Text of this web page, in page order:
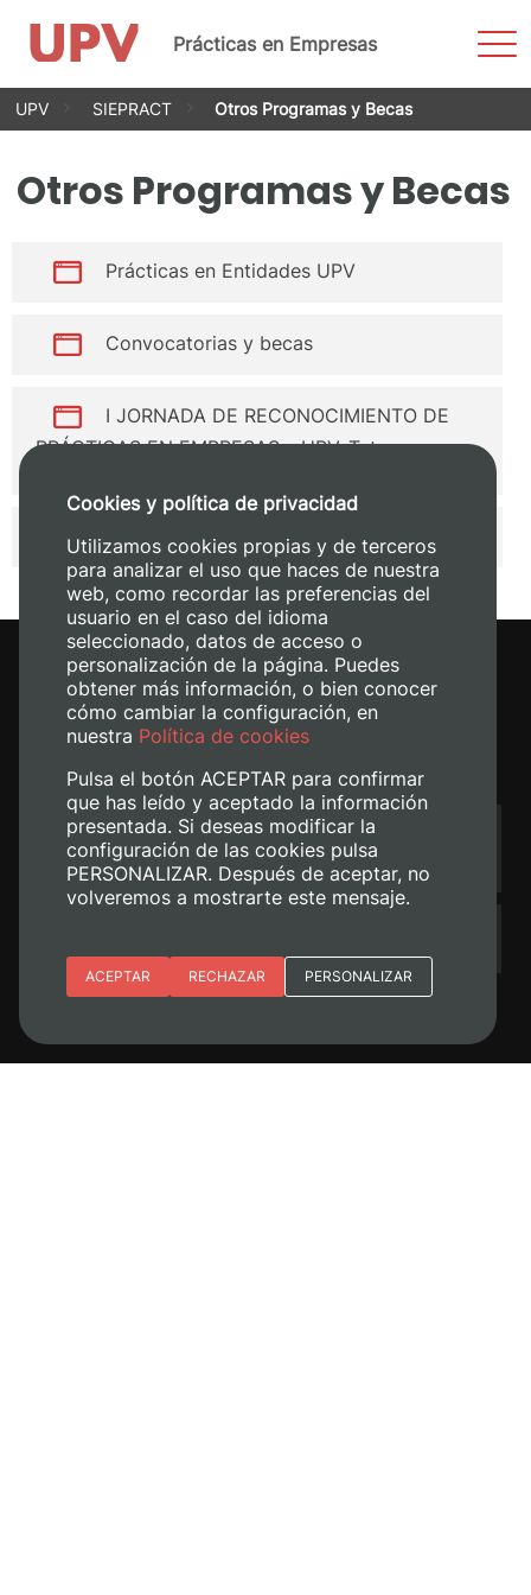
Saltar
Prácticas en Empresas
UPV SIEPRACT Otros Programas y Becas
Otros Programas y Becas
Prácticas en Entidades UPV
Convocatorias y becas
I JORNADA DE RECONOCIMIENTO DE
PRÁCTICAS EN EMPRESAS – UPV. Tutor
Otros enlaces
Prácticas en Empresas
Contacto
¿Quieres enviar una
sugerencia, queja o
felicitación?
Dinos qué opinas
Cookies y política de privacidad
Utilizamos cookies propias y de terceros
para analizar el uso que haces de nuestra
web, como recordar las preferencias del
usuario en el caso del idioma
seleccionado, datos de acceso o
personalización de la página. Puedes
obtener más información, o bien conocer
cómo cambiar la configuración, en
nuestra Política de cookies
Pulsa el botón ACEPTAR para confirmar
que has leído y aceptado la información
presentada. Si deseas modificar la
configuración de las cookies pulsa
PERSONALIZAR. Después de aceptar, no
volveremos a mostrarte este mensaje.
Esenciales
ACEPTAR RECHAZAR PERSONALIZAR